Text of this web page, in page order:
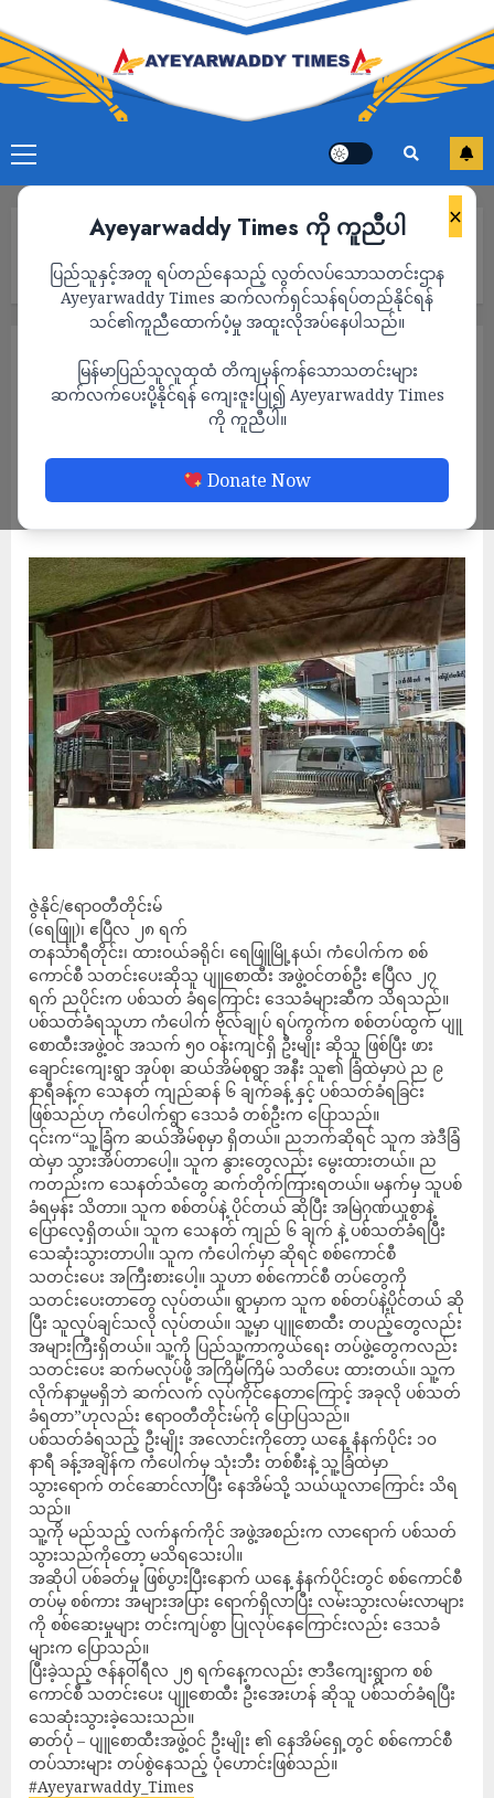
×
Ayeyarwaddy Times ကို ကူညီပါ
ပြည်သူနှင့်အတူ ရပ်တည်နေသည့် လွတ်လပ်သောသတင်းဌာန
Ayeyarwaddy Times ဆက်လက်ရှင်သန်ရပ်တည်နိုင်ရန်
သင်၏ကူညီထောက်ပံ့မှု အထူးလိုအပ်နေပါသည်။
မြန်မာပြည်သူလူထုထံ တိကျမှန်ကန်သောသတင်းများ
ဆက်လက်ပေးပို့နိုင်ရန် ကျေးဇူးပြု၍ Ayeyarwaddy Times
ကို ကူညီပါ။
Donate Now
သတင်းပေးဆိုသူ ပျူစောထီး တစ်ဦး ပစ်သတ်ခံရ
စစ်တပ်နှင့် ပိုင်သည် ဆိုသော ရေဖြူ ကံပေါက်
က စစ်ကောင်စီ သတင်းပေးဆိုသူ ပျူစောထီး
တစ်ဦး ပစ်သတ်ခံရ
ADMIN APRIL 29, 2023
ဇွဲနိုင်/ဧရာဝတီတိုင်းမ်
(ရေဖြူ)၊ ဧပြီလ ၂၈ ရက်
တနင်္သာရီတိုင်း၊ ထားဝယ်ခရိုင်၊ ရေဖြူမြို့နယ်၊ ကံပေါက်က စစ်
ကောင်စီ သတင်းပေးဆိုသူ ပျူစောထီး အဖွဲ့ဝင်တစ်ဦး ဧပြီလ ၂၇
ရက် ညပိုင်းက ပစ်သတ် ခံရကြောင်း ဒေသခံများဆီက သိရသည်။
ပစ်သတ်ခံရသူဟာ ကံပေါက် ဗိုလ်ချုပ် ရပ်ကွက်က စစ်တပ်ထွက် ပျူ
စောထီးအဖွဲ့ဝင် အသက် ၅၀ ဝန်းကျင်ရှိ ဦးမျိုး ဆိုသူ ဖြစ်ပြီး ဖား
ချောင်းကျေးရွာ အုပ်စု၊ ဆယ်အိမ်စုရွာ အနီး သူ၏ ခြံထဲမှာပဲ ည ၉
နာရီခန့်က သေနတ် ကျည်ဆန် ၆ ချက်ခန့် နှင့် ပစ်သတ်ခံရခြင်း
ဖြစ်သည်ဟု ကံပေါက်ရွာ ဒေသခံ တစ်ဦးက ပြောသည်။
၎င်းက“သူ့ခြံက ဆယ်အိမ်စုမှာ ရှိတယ်။ ညဘက်ဆိုရင် သူက အဲဒီခြံ
ထဲမှာ သွားအိပ်တာပေါ့။ သူက နွားတွေလည်း မွေးထားတယ်။ ည
ကတည်းက သေနတ်သံတွေ ဆက်တိုက်ကြားရတယ်။ မနက်မှ သူပစ်
ခံရမှန်း သိတာ။ သူက စစ်တပ်နဲ့ ပိုင်တယ် ဆိုပြီး အမြဲဂုဏ်ယူစွာနဲ့
ပြောလေ့ရှိတယ်။ သူက သေနတ် ကျည် ၆ ချက် နဲ့ ပစ်သတ်ခံရပြီး
သေဆုံးသွားတာပါ။ သူက ကံပေါက်မှာ ဆိုရင် စစ်ကောင်စီ
သတင်းပေး အကြီးစားပေါ့။ သူဟာ စစ်ကောင်စီ တပ်တွေကို
သတင်းပေးတာတွေ လုပ်တယ်။ ရွာမှာက သူက စစ်တပ်နဲ့ပိုင်တယ် ဆို
ပြီး သူလုပ်ချင်သလို လုပ်တယ်။ သူ့မှာ ပျူစောထီး တပည့်တွေလည်း
အများကြီးရှိတယ်။ သူ့ကို ပြည်သူ့ကာကွယ်ရေး တပ်ဖွဲ့တွေကလည်း
သတင်းပေး ဆက်မလုပ်ဖို့ အကြိမ်ကြိမ် သတိပေး ထားတယ်။ သူ့က
လိုက်နာမှုမရှိဘဲ ဆက်လက် လုပ်ကိုင်နေတာကြောင့် အခုလို ပစ်သတ်
ခံရတာ”ဟုလည်း ဧရာဝတီတိုင်းမ်ကို ပြောပြသည်။
ပစ်သတ်ခံရသည့် ဦးမျိုး အလောင်းကိုတော့ ယနေ့ နံနက်ပိုင်း ၁၀
နာရီ ခန့်အချိန်က ကံပေါက်မှ သုံးဘီး တစ်စီးနဲ့ သူ့ခြံထဲမှာ
သွားရောက် တင်ဆောင်လာပြီး နေအိမ်သို့ သယ်ယူလာကြောင်း သိရ
သည်။
သူ့ကို မည်သည့် လက်နက်ကိုင် အဖွဲ့အစည်းက လာရောက် ပစ်သတ်
သွားသည်ကိုတော့ မသိရသေးပါ။
အဆိုပါ ပစ်ခတ်မှု ဖြစ်ပွားပြီးနောက် ယနေ့ နံနက်ပိုင်းတွင် စစ်ကောင်စီ
တပ်မှ စစ်ကား အများအပြား ရောက်ရှိလာပြီး လမ်းသွားလမ်းလာများ
ကို စစ်ဆေးမှုများ တင်းကျပ်စွာ ပြုလုပ်နေကြောင်းလည်း ဒေသခံ
များက ပြောသည်။
ပြီးခဲ့သည့် ဇန်နဝါရီလ ၂၅ ရက်နေ့ကလည်း ဇာဒီကျေးရွာက စစ်
ကောင်စီ သတင်းပေး ပျူစောထီး ဦးအေးဟန် ဆိုသူ ပစ်သတ်ခံရပြီး
သေဆုံးသွားခဲ့သေးသည်။
ဓာတ်ပုံ – ပျူစောထီးအဖွဲ့ဝင် ဦးမျိုး ၏ နေအိမ်ရှေ့တွင် စစ်ကောင်စီ
တပ်သားများ တပ်စွဲနေသည့် ပုံဟောင်းဖြစ်သည်။
#Ayeyarwaddy_Times